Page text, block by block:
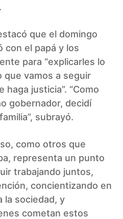
que el domingo
con el papá y los
para “explicarles lo
que vamos a seguir
justicia”. “Como
gobernador, decidí
subrayó.
como otros que
representa un punto
trabajando juntos,
concientizando en
la sociedad, y
cometan estos